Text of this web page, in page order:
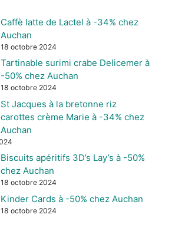
Caffè latte de Lactel à -34% chez
Auchan
18 octobre 2024
Tartinable surimi crabe Delicemer à
-50% chez Auchan
18 octobre 2024
St Jacques à la bretonne riz
carottes crème Marie à -34% chez
Auchan
Biscuits apéritifs 3D’s Lay’s à -50%
chez Auchan
18 octobre 2024
Kinder Cards à -50% chez Auchan
18 octobre 2024